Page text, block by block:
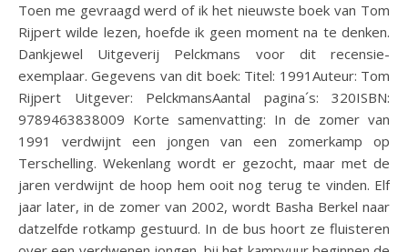
Toen me gevraagd werd of ik het nieuwste boek van Tom
Rijpert wilde lezen, hoefde ik geen moment na te denken.
Dankjewel Uitgeverij Pelckmans voor dit recensie-
exemplaar. Gegevens van dit boek: Titel: 1991Auteur: Tom
Rijpert Uitgever: PelckmansAantal pagina´s: 320ISBN:
9789463838009 Korte samenvatting: In de zomer van
1991 verdwijnt een jongen van een zomerkamp op
Terschelling. Wekenlang wordt er gezocht, maar met de
jaren verdwijnt de hoop hem ooit nog terug te vinden. Elf
jaar later, in de zomer van 2002, wordt Basha Berkel naar
datzelfde rotkamp gestuurd. In de bus hoort ze fluisteren